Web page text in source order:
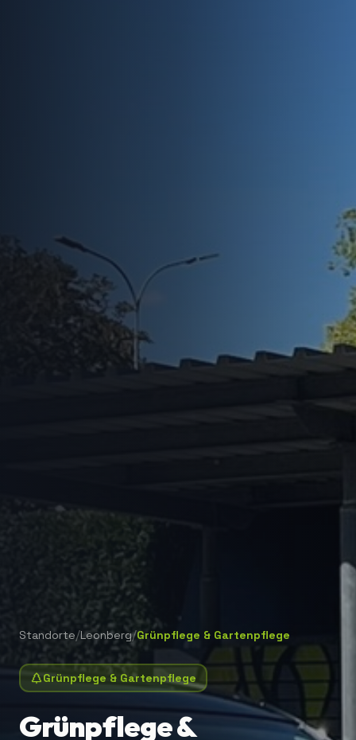
Standorte/Leonberg/Grünpflege & Gartenpflege
Grünpflege & Gartenpflege
Grünpflege &